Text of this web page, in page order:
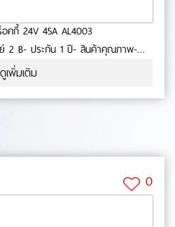
ไดชาร์จ อีซูซุ ร็อคกี้ 24V 45A AL4003
2 B- ประกัน 1 ปี- สินค้าคุณภาพ-
OEM No.0-22-13
ดูเพิ่มเติม
0